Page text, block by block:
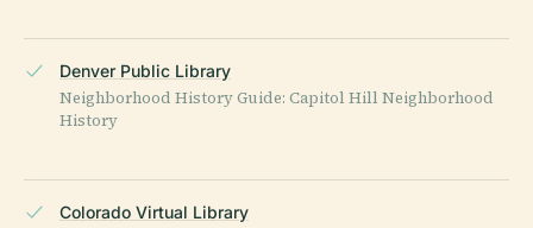
Denver Public Library
Neighborhood History Guide: Capitol Hill Neighborhood
History
Colorado Virtual Library